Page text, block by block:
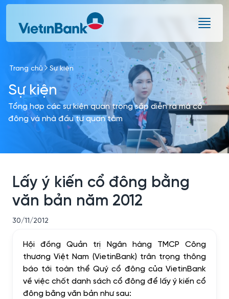
Skip to Main Content
Trang chủ Sự kiện
Sự kiện
Tổng hợp các sự kiện quan trọng sắp diễn ra mà cổ
đông và nhà đầu tư quan tâm
Lấy ý kiến cổ đông bằng
văn bản năm 2012
30/11/2012
Hội đồng Quản trị Ngân hàng TMCP Công
thương Việt Nam (VietinBank) trân trọng thông
báo tới toàn thể Quý cổ đông của VietinBank
về việc chốt danh sách cổ đông để lấy ý kiến cổ
đông bằng văn bản như sau: